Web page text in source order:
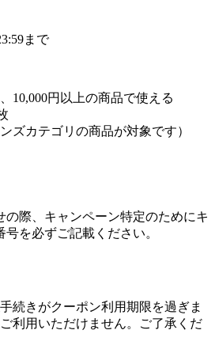
まで
10,000円以上の商品で使える
ズカテゴリの商品が対象です）
の際、キャンペーン特定のためにキ
号を必ずご記載ください。
続きがクーポン利用期限を過ぎま
利用いただけません。ご了承くだ